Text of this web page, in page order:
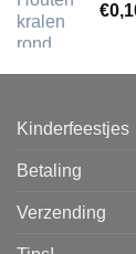
€
Kinderfeestjes
Betaling
Verzending